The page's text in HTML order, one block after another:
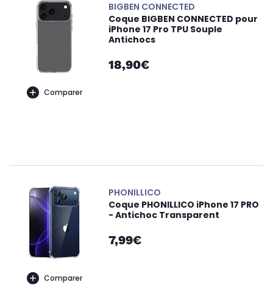
Comparer
BIGBEN CONNECTED
Coque BIGBEN CONNECTED pour
iPhone 17 Pro TPU Souple
Antichocs
18,90€
Comparer
PHONILLICO
Coque PHONILLICO iPhone 17 PRO
- Antichoc Transparent
7,99€